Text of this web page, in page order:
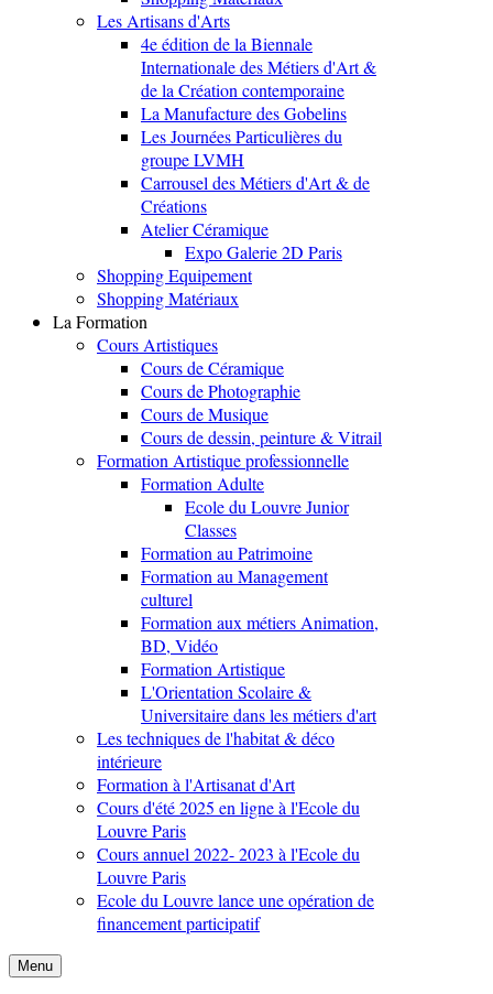
Les Artisans d'Arts
4e édition de la Biennale
Internationale des Métiers d'Art &
de la Création contemporaine
La Manufacture des Gobelins
Les Journées Particulières du
groupe LVMH
Carrousel des Métiers d'Art & de
Créations
Atelier Céramique
Expo Galerie 2D Paris
Shopping Equipement
Shopping Matériaux
La Formation
Cours Artistiques
Cours de Céramique
Cours de Photographie
Cours de Musique
Cours de dessin, peinture & Vitrail
Formation Artistique professionnelle
Formation Adulte
Ecole du Louvre Junior
Classes
Formation au Patrimoine
Formation au Management
culturel
Formation aux métiers Animation,
BD, Vidéo
Formation Artistique
L'Orientation Scolaire &
Universitaire dans les métiers d'art
Les techniques de l'habitat & déco
intérieure
Formation à l'Artisanat d'Art
Cours d'été 2025 en ligne à l'Ecole du
Louvre Paris
Cours annuel 2022- 2023 à l'Ecole du
Louvre Paris
Ecole du Louvre lance une opération de
financement participatif
Menu